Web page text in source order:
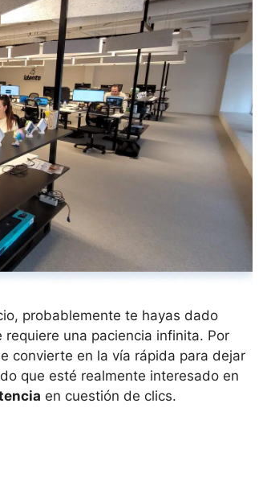
probablemente te hayas dado
una paciencia infinita. Por
convierte en la vía rápida para dejar
que esté realmente interesado en
en cuestión de clics.